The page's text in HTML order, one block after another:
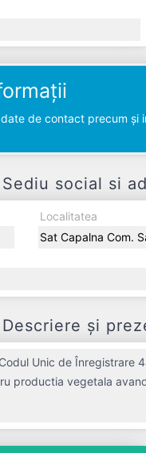
de contact precum și
Sediu social si
Localitatea
Sat Capalna Com.
Descriere și
Unic de
productia vegetala